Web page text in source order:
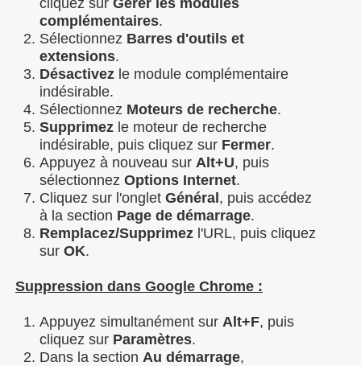
cliquez sur Gérer les modules
complémentaires.
Sélectionnez Barres d'outils et
extensions.
Désactivez le module complémentaire
indésirable.
Sélectionnez Moteurs de recherche.
Supprimez le moteur de recherche
indésirable, puis cliquez sur Fermer.
Appuyez à nouveau sur Alt+U, puis
sélectionnez Options Internet.
Cliquez sur l'onglet Général , puis accédez
à la section Page de démarrage.
Remplacez/Supprimez l'URL, puis cliquez
sur OK.
Suppression dans Google Chrome :
Appuyez simultanément sur Alt+F, puis
cliquez sur Paramètres.
Dans la section Au démarrage,